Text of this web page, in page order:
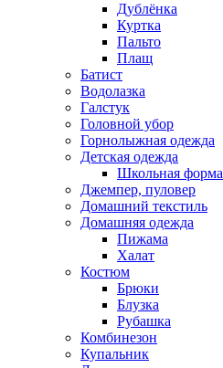
Дублёнка
Куртка
Пальто
Плащ
Батист
Водолазка
Галстук
Головной убор
Горнолыжная одежда
Детская одежда
Школьная форма
Джемпер, пуловер
Домашний текстиль
Домашняя одежда
Пижама
Халат
Костюм
Брюки
Блузка
Рубашка
Комбинезон
Купальник